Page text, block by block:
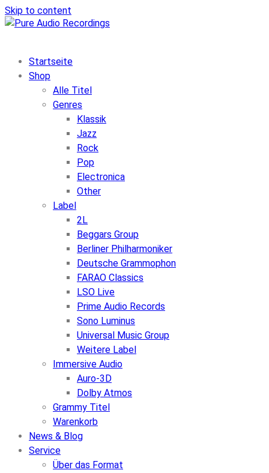
Skip to content
Startseite
Shop
Alle Titel
Genres
Klassik
Jazz
Rock
Pop
Electronica
Other
Label
2L
Beggars Group
Berliner Philharmoniker
Deutsche Grammophon
FARAO Classics
LSO Live
Prime Audio Records
Sono Luminus
Universal Music Group
Weitere Label
Immersive Audio
Auro-3D
Dolby Atmos
Grammy Titel
Warenkorb
News & Blog
Service
Über das Format